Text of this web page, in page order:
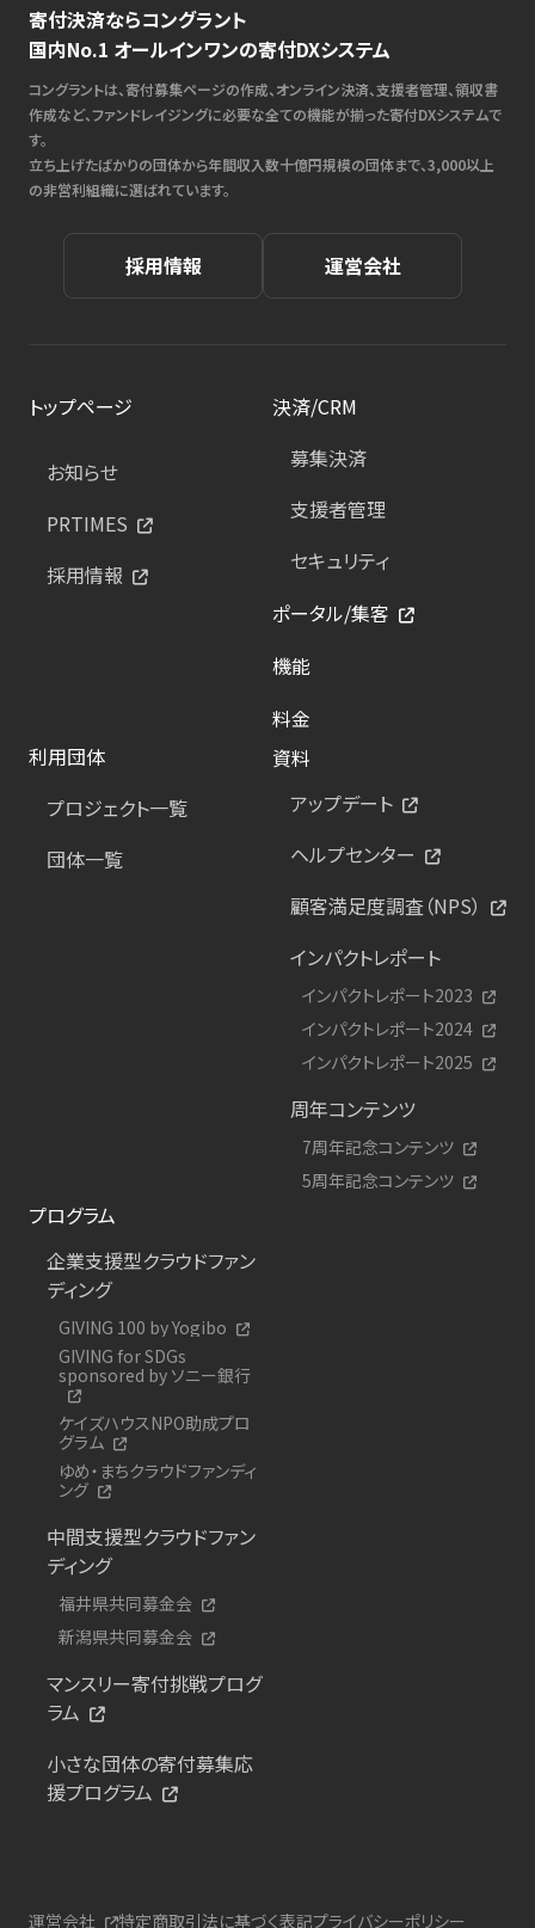
寄付決済ならコングラント
国内No.1 オールインワンの寄付DXシステム
コングラントは、寄付募集ページの作成、オンライン決済、支援者管理、領収書
作成など、ファンドレイジングに必要な全ての機能が揃った寄付DXシステムで
す。
立ち上げたばかりの団体から年間収入数十億円規模の団体まで、3,000以上
の非営利組織に選ばれています。
採用情報 運営会社
トップページ
お知らせ
PRTIMES
採用情報
決済/CRM
募集決済
支援者管理
セキュリティ
ポータル/集客
機能
料金
利用団体
プロジェクト一覧
団体一覧
資料
アップデート
ヘルプセンター
顧客満足度調査（NPS）
インパクトレポート
インパクトレポート2023
インパクトレポート2024
インパクトレポート2025
周年コンテンツ
7周年記念コンテンツ
5周年記念コンテンツ
プログラム
企業支援型クラウドファン
ディング
GIVING 100 by Yogibo
GIVING for SDGs
sponsored by ソニー銀行
ケイズハウスNPO助成プロ
グラム
ゆめ・まちクラウドファンディ
ング
中間支援型クラウドファン
ディング
福井県共同募金会
新潟県共同募金会
マンスリー寄付挑戦プログ
ラム
小さな団体の寄付募集応
援プログラム
運営会社 特定商取引法に基づく表記プライバシーポリシー